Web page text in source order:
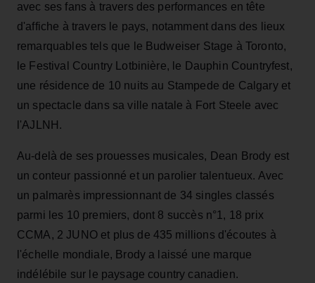
avec ses fans à travers des performances en tête
d'affiche à travers le pays, notamment dans des lieux
remarquables tels que le Budweiser Stage à Toronto,
le Festival Country Lotbinière, le Dauphin Countryfest,
une résidence de 10 nuits au Stampede de Calgary et
un spectacle dans sa ville natale à Fort Steele avec
l'AJLNH.
Au-delà de ses prouesses musicales, Dean Brody est
un conteur passionné et un parolier talentueux. Avec
un palmarès impressionnant de 34 singles classés
parmi les 10 premiers, dont 8 succès n°1, 18 prix
CCMA, 2 JUNO et plus de 435 millions d'écoutes à
l'échelle mondiale, Brody a laissé une marque
indélébile sur le paysage country canadien.